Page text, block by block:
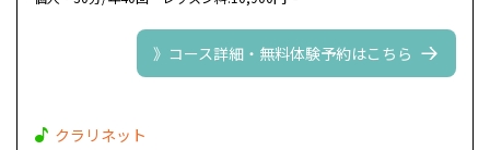
》コース詳細・無料体験予約はこちら
クラリネット